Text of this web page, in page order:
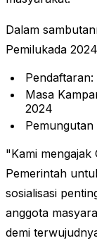
Dalam
Pemilukada
Masa
2024
"Kami mengajak
Pemerintah
sosialisasi
anggota
demi